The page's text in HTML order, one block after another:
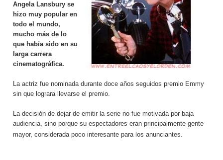
Angela Lansbury se
hizo muy popular en
todo el mundo,
mucho más de lo
que había sido en su
larga carrera
cinematográfica.
La actriz fue nominada durante doce años seguidos premio Emmy
sin que lograra llevarse el premio.
La decisión de dejar de emitir la serie no fue motivada por baja
audiencia, sino porque su espectadores eran principalmente gente
mayor, considerada poco interesante para los anunciantes.